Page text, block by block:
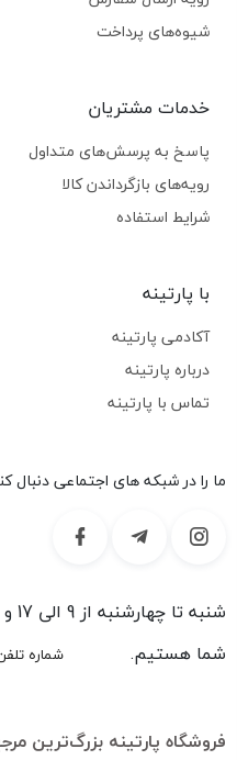
شیوه‌های پرداخت
خدمات مشتریان
پاسخ به پرسش‌های متداول
رویه‌های بازگرداندن کالا
شرایط استفاده
با پارتینه
آکادمی پارتینه
درباره پارتینه
تماس با پارتینه
ما را در شبکه های اجتماعی دنبال
شما هستیم.
شماره
فروشگاه پارتینه بزرگ‌ترین